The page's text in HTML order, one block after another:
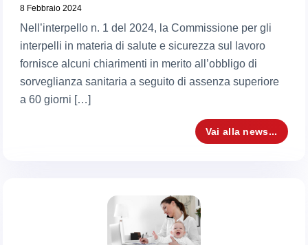
8 Febbraio 2024
Nell’interpello n. 1 del 2024, la Commissione per gli
interpelli in materia di salute e sicurezza sul lavoro
fornisce alcuni chiarimenti in merito all’obbligo di
sorveglianza sanitaria a seguito di assenza superiore
a 60 giorni […]
Vai alla news...